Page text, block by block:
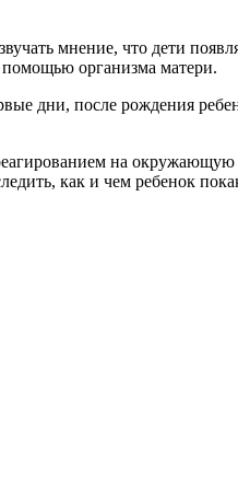
мнение, что дети
организма матери.
дни, после рождения
на окружающую
как и чем ребенок